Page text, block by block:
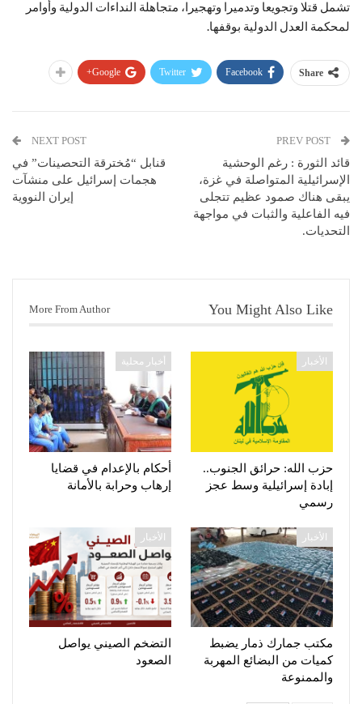
تشمل قتلا وتجويعا وتدميرا وتهجيرا، متجاهلة النداءات الدولية وأوامر
لمحكمة العدل الدولية بوقفها.
Share
Facebook
Twitter
Google+
قائد الثورة : رغم الوحشية
الإسرائيلية المتواصلة في غزة،
يبقى هناك صمود عظيم تتجلى
فيه الفاعلية والثبات في مواجهة
التحديات.
NEXT POST
قنابل “مُخترقة التحصينات” في
هجمات إسرائيل على منشآت
إيران النووية
You Might Also Like
More From Author
الأخبار
حزب الله: حرائق الجنوب..
إبادة إسرائيلية وسط عجز
رسمي
أخبار محلية
أحكام بالإعدام في قضايا
إرهاب وحرابة بالأمانة
الأخبار
مكتب جمارك ذمار يضبط
كميات من البضائع المهربة
والممنوعة
الأخبار
التضخم الصيني يواصل
الصعود